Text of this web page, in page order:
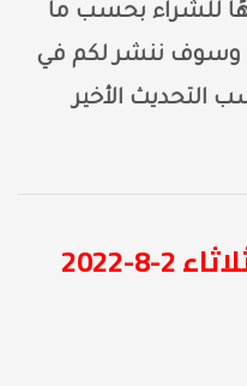
سجل 1181.75 جنيهًا للشراء بحسب ما
وسوف ننشر لكم في
التحديث الأخير
أسعار الذهب اليوم الثلاثاء 2-8-2022